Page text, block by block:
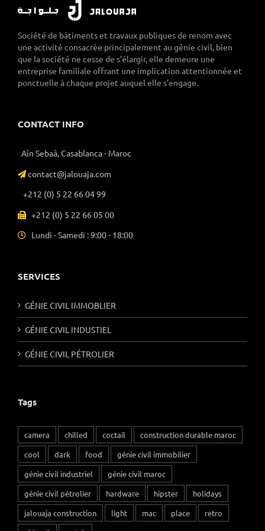
Société de bâtiments et travaux publiques de renom avec
une activité consacrée principalement au génie civil, bien
que la société ne cesse de s’élargir, elle demeure une
entreprise familiale offrant une implication attentionnée et
ponctuelle à chaque projet auquel elle s’engage.
CONTACT INFO
Aîn Sebaâ, Casablanca - Maroc
contact@jalouaja.com
+212 (0) 5 22 66 04 99
+212 (0) 5 22 66 05 00
Lundi - Samedi : 9:00 - 18:00
SERVICES
GÉNIE CIVIL IMMOBLIER
GÉNIE CIVIL INDUSTIEL
GÉNIE CIVIL PÉTROLIER
Tags
camera chilled coctail
construction durable maroc
cool
dark food
génie civil immobilier
génie civil industriel
génie civil maroc
génie civil pétrolier
hardware hipster
holidays
jalouaja construction
light mac place
retro